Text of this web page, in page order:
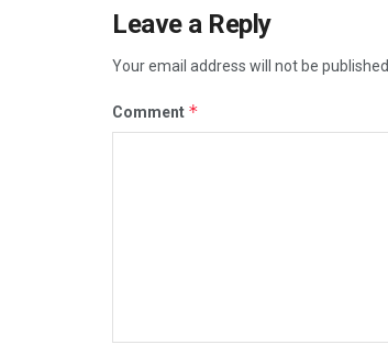
Leave a Reply
Your email address will not be published.
Comment *